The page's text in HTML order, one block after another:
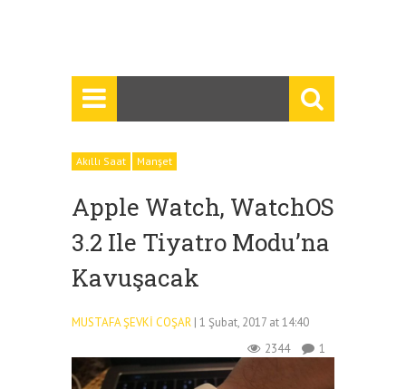
Akıllı Saat Manşet
Apple Watch, WatchOS
3.2 Ile Tiyatro Modu’na
Kavuşacak
MUSTAFA ŞEVKI COŞAR | 1 Şubat, 2017 at 14:40
2344
1